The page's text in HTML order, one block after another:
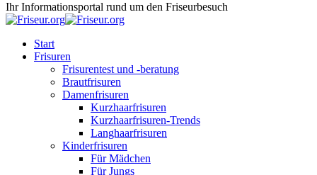
Ihr Informationsportal rund um den Friseurbesuch
Start
Frisuren
Frisurentest und -beratung
Brautfrisuren
Damenfrisuren
Kurzhaarfrisuren
Kurzhaarfrisuren-Trends
Langhaarfrisuren
Kinderfrisuren
Für Mädchen
Für Jungs